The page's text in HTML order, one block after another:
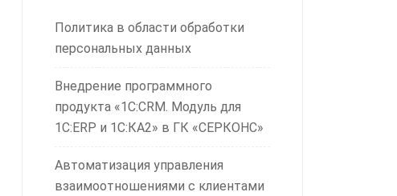
Политика в области обработки
персональных данных
Внедрение программного
продукта «1С:CRM. Модуль для
1С:ERP и 1С:КА2» в ГК «СЕРКОНС»
Автоматизация управления
взаимоотношениями с клиентами